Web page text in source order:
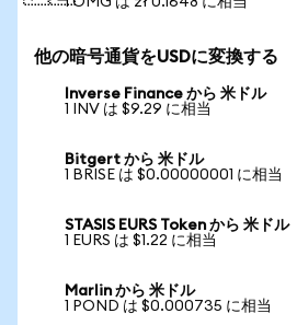
他の暗号通貨をUSDに変換する
Inverse Finance から 米ドル
1 INV は $9.29 に相当
Bitgert から 米ドル
1 BRISE は $0.00000001 に相当
STASIS EURS Token から 米ドル
1 EURS は $1.22 に相当
Marlin から 米ドル
1 POND は $0.000735 に相当